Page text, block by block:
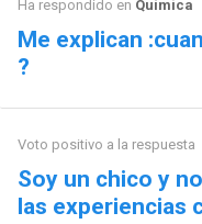
Ha respondido en Química
Me explican
?
Voto positivo a la respuesta
Soy un chico y
las experiencias